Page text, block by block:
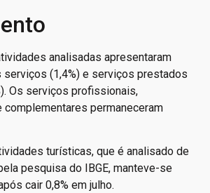
analisadas apresentaram
serviços (1,4%) e serviços prestados
Os serviços profissionais,
permaneceram
turísticas, que é analisado de
pesquisa do IBGE, manteve-se
cair 0,8% em julho.